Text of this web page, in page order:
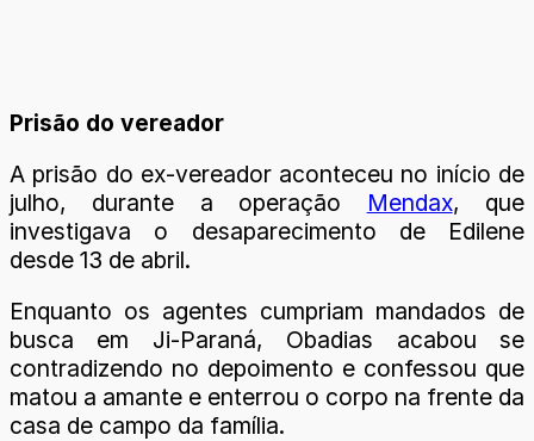
Prisão do vereador
A prisão do ex-vereador aconteceu no início de
julho, durante a operação Mendax, que
investigava o desaparecimento de Edilene
desde 13 de abril.
Enquanto os agentes cumpriam mandados de
busca em Ji-Paraná, Obadias acabou se
contradizendo no depoimento e confessou que
matou a amante e enterrou o corpo na frente da
casa de campo da família.